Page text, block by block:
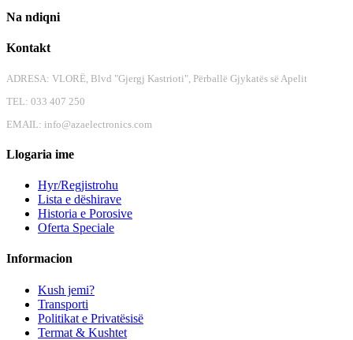
Na ndiqni
Kontakt
ADRESA: VLORË, Blvd "Gjergj Kastrioti", Përballë Gjykatës së Apelit
TEL: 033 407 250
EMAIL: info@azaelectronics.com
Llogaria ime
Hyr/Regjistrohu
Lista e dëshirave
Historia e Porosive
Oferta Speciale
Informacion
Kush jemi?
Transporti
Politikat e Privatësisë
Termat & Kushtet